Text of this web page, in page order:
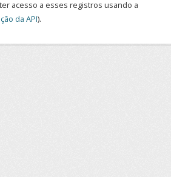
acesso a esses registros usando a
da API).